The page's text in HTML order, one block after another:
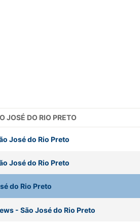
JOSÉ DO RIO PRETO
José do Rio Preto
José do Rio Preto
do Rio Preto
- São José do Rio Preto